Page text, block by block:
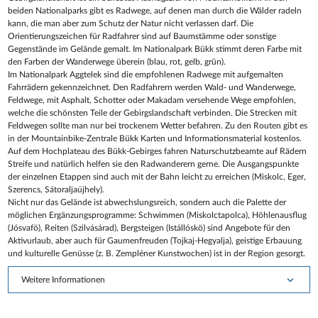
Weitere Informationen
beiden Nationalparks gibt es Radwege, auf denen man durch die Wälder radeln
kann, die man aber zum Schutz der Natur nicht verlassen darf. Die
Orientierungszeichen für Radfahrer sind auf Baumstämme oder sonstige
Gegenstände im Gelände gemalt. Im Nationalpark Bükk stimmt deren Farbe mit
den Farben der Wanderwege überein (blau, rot, gelb, grün).
Im Nationalpark Aggtelek sind die empfohlenen Radwege mit aufgemalten
Fahrrädern gekennzeichnet. Den Radfahrern werden Wald- und Wanderwege,
Feldwege, mit Asphalt, Schotter oder Makadam versehende Wege empfohlen,
welche die schönsten Teile der Gebirgslandschaft verbinden. Die Strecken mit
Feldwegen sollte man nur bei trockenem Wetter befahren. Zu den Routen gibt es
in der Mountainbike-Zentrale Bükk Karten und Informationsmaterial kostenlos.
Auf dem Hochplateau des Bükk-Gebirges fahren Naturschutzbeamte auf Rädern
Streife und natürlich helfen sie den Radwanderern gerne. Die Ausgangspunkte
der einzelnen Etappen sind auch mit der Bahn leicht zu erreichen (Miskolc, Eger,
Szerencs, Sátoraljaújhely).
Nicht nur das Gelände ist abwechslungsreich, sondern auch die Palette der
möglichen Ergänzungsprogramme: Schwimmen (Miskolctapolca), Höhlenausflug
(Jósvafö), Reiten (Szilvásárad), Bergsteigen (Istállóskö) sind Angebote für den
Aktivurlaub, aber auch für Gaumenfreuden (Tojkaj-Hegyalja), geistige Erbauung
und kulturelle Genüsse (z. B. Zempléner Kunstwochen) ist in der Region gesorgt.